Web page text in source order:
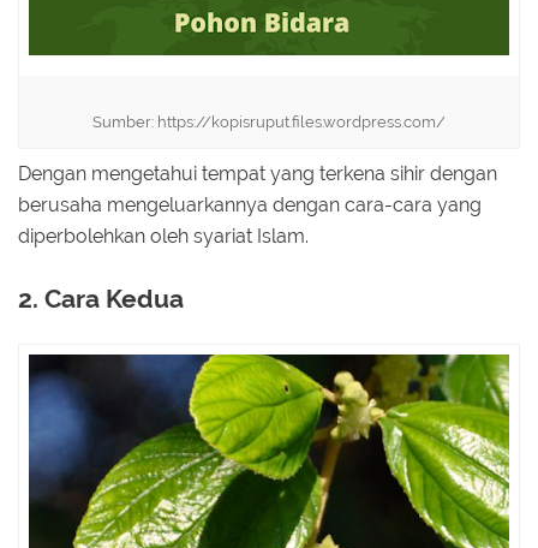
Sumber: https://kopisruput.files.wordpress.com/
Dengan mengetahui tempat yang terkena sihir dengan
berusaha mengeluarkannya dengan cara-cara yang
diperbolehkan oleh syariat Islam.
2. Cara Kedua